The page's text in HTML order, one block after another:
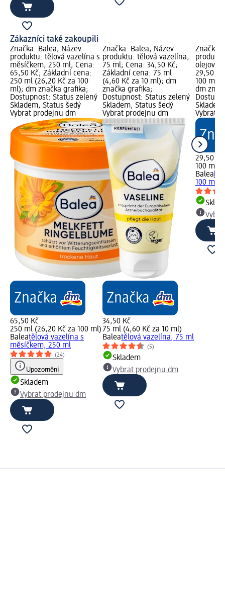
Zákazníci také zakoupili
Značka: Balea; Název
produktu: tělová vazelína s
měsíčkem, 250 ml; Cena:
65,50 Kč; Základní cena:
250 ml (26,20 Kč za 100
ml); dm značka grafika;
Dostupnost: Status zelený
Skladem, Status šedý
Vybrat prodejnu dm
65,50 Kč
250 ml (26,20 Kč za 100 ml)
Baleatělová vazelína s
měsíčkem, 250 ml
(24)
Upozornění
Skladem
Vybrat prodejnu dm
Značka: Balea; Název
produktu: tělová vazelína,
75 ml; Cena: 34,50 Kč;
Základní cena: 75 ml
(4,60 Kč za 10 ml); dm
značka grafika;
Dostupnost: Status zelený
Skladem, Status šedý
Vybrat prodejnu dm
34,50 Kč
75 ml (4,60 Kč za 10 ml)
Baleatělová vazelína, 75 ml
(5)
Skladem
Vybrat prodejnu dm
Značka:
olejový,
29,50
100 ml
dm
Vybrat
29,50 Kč
100 ml
Balea
100 ml